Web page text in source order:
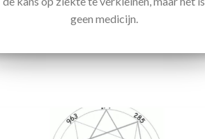
geen medicijn.